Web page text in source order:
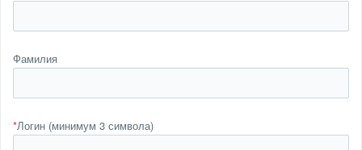
Фамилия
*Логин (минимум 3 символа)